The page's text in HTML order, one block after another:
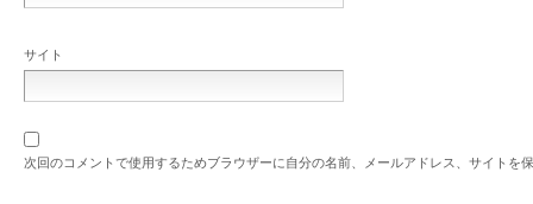
サイト
次回のコメントで使用するためブラウザーに自分の名前、メールアドレス、サイトを